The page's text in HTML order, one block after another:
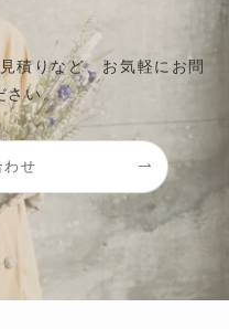
積りなど、お気軽にお問
さい。
わせ